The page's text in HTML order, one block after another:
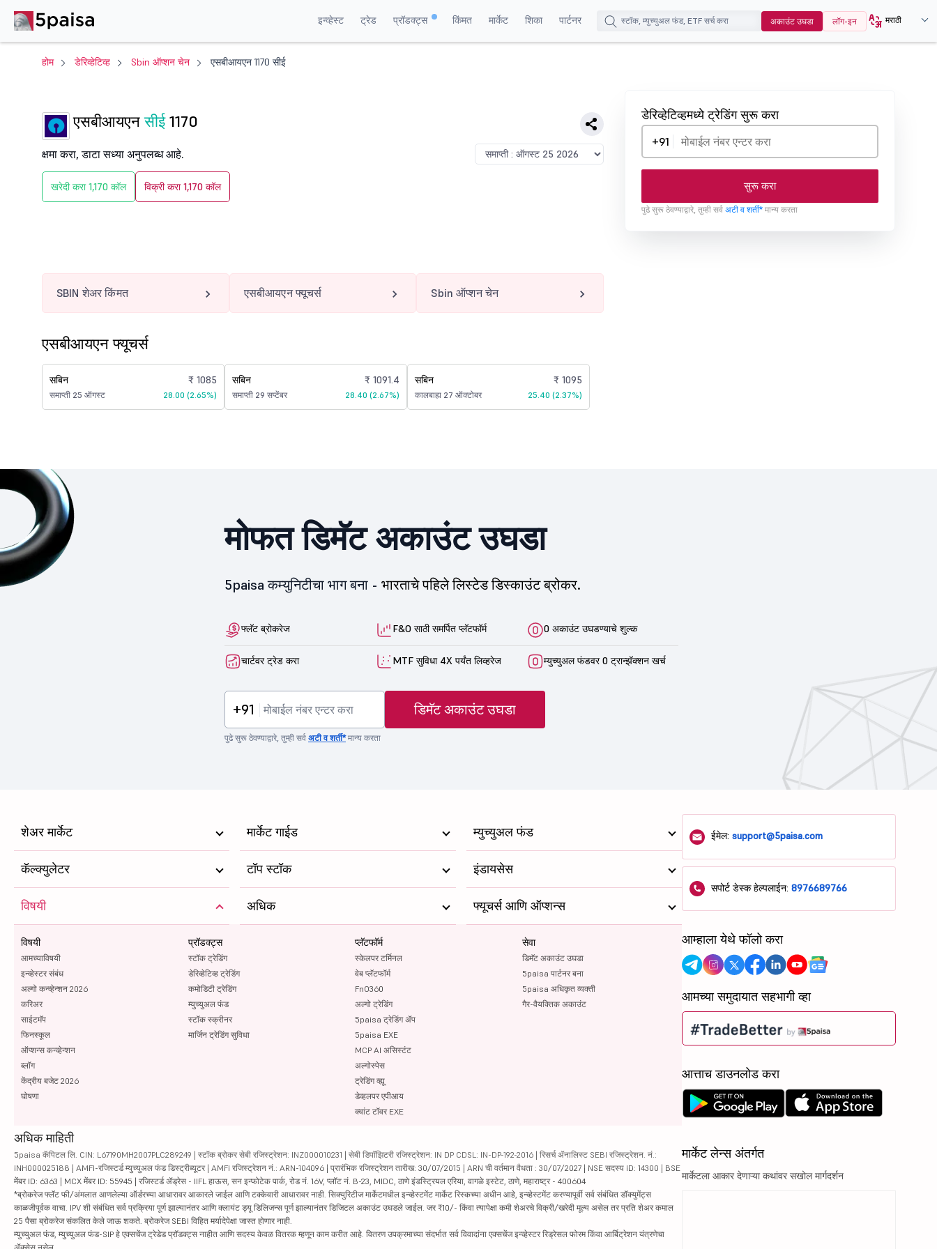
इन्व्हेस्ट ट्रेड प्रॉडक्ट्स किंमत मार्केट शिका पार्टनर अकाउंट उघडा लॉग-इन मराठी
होम डेरिव्हेटिव्ह Sbin ऑप्शन चेन एसबीआयएन 1170 सीई
एसबीआयएनसीई1170
क्षमा करा, डाटा सध्या अनुपलब्ध आहे.
खरेदी करा 1,170 कॉल विक्री करा 1,170 कॉल
डेरिव्हेटिव्हमध्ये ट्रेडिंग सुरू करा
+91
सुरू करा
पुढे सुरू ठेवण्याद्वारे, तुम्ही सर्व अटी व शर्ती* मान्य करता
SBIN शेअर किंमत एसबीआयएन फ्यूचर्स Sbin ऑप्शन चेन
एसबीआयएन फ्यूचर्स
सबिन
समाप्ती 25 ऑगस्ट
₹ 1085
28.00 (2.65%)
सबिन
समाप्ती 29 सप्टेंबर
₹ 1091.4
28.40 (2.67%)
सबिन
कालबाह्य 27 ऑक्टोबर
₹ 1095
25.40 (2.37%)
मोफत डिमॅट अकाउंट उघडा
5paisa कम्युनिटीचा भाग बना - भारताचे पहिले लिस्टेड डिस्काउंट ब्रोकर.
फ्लॅट ब्रोकरेज F&O साठी समर्पित प्लॅटफॉर्म 0 अकाउंट उघडण्याचे शुल्क
चार्टवर ट्रेड करा MTF सुविधा 4X पर्यंत लिव्हरेज म्युच्युअल फंडवर 0 ट्रान्झॅक्शन खर्च
+91 डिमॅट अकाउंट उघडा
पुढे सुरू ठेवण्याद्वारे, तुम्ही सर्व अटी व शर्ती*मान्य करता
शेअर मार्केट मार्केट गाईड म्युच्युअल फंड
कॅल्क्युलेटर टॉप स्टॉक इंडायसेस
विषयी
विषयी
आमच्याविषयी
इन्व्हेस्टर संबंध
अल्गो कन्व्हेन्शन 2026
करिअर
साईटमॅप
फिनस्कूल
ऑप्शन्स कन्व्हेन्शन
ब्लॉग
केंद्रीय बजेट 2026
घोषणा
प्रॉडक्ट्स
स्टॉक ट्रेडिंग
डेरिव्हेटिव्ह ट्रेडिंग
कमोडिटी ट्रेडिंग
म्युच्युअल फंड
स्टॉक स्क्रीनर
मार्जिन ट्रेडिंग सुविधा
प्लॅटफॉर्म
स्केलपर टर्मिनल
वेब प्लॅटफॉर्म
FnO360
अल्गो ट्रेडिंग
5paisa ट्रेडिंग ॲप
5paisa EXE
MCP AI असिस्टंट
अल्गोस्पेस
ट्रेडिंग व्ह्यू
डेव्हलपर एपीआय
क्वांट टॉवर EXE
सेवा
डिमॅट अकाउंट उघडा
5paisa पार्टनर बना
5paisa अधिकृत व्यक्ती
गैर-वैयक्तिक अकाउंट
अधिक फ्यूचर्स आणि ऑप्शन्स
अधिक माहिती
5paisa कॅपिटल लि. CIN: L67190MH2007PLC289249 | स्टॉक ब्रोकर सेबी रजिस्ट्रेशन: INZ000010231 | सेबी डिपॉझिटरी रजिस्ट्रेशन: IN DP CDSL: IN-DP-192-2016 | रिसर्च ॲनालिस्ट SEBI रजिस्ट्रेशन. नं.:
INH000025188 | AMFI-रजिस्टर्ड म्युच्युअल फंड डिस्ट्रीब्यूटर | AMFI रजिस्ट्रेशन नं.: ARN-104096 | प्रारंभिक रजिस्ट्रेशन तारीख: 30/07/2015 | ARN ची वर्तमान वैधता : 30/07/2027 | NSE सदस्य ID: 14300 | BSE
मेंबर ID: 6363 | MCX मेंबर ID: 55945 | रजिस्टर्ड ॲड्रेस - IIFL हाऊस, सन इन्फोटेक पार्क, रोड नं. 16V, प्लॉट नं. B-23, MIDC, ठाणे इंडस्ट्रियल एरिया, वागळे इस्टेट, ठाणे, महाराष्ट्र - 400604
*ब्रोकरेज फ्लॅट फी/अंमलात आणलेल्या ऑर्डरच्या आधारावर आकारले जाईल आणि टक्केवारी आधारावर नाही. सिक्युरिटीज मार्केटमधील इन्व्हेस्टमेंट मार्केट रिस्कच्या अधीन आहे, इन्व्हेस्टमेंट करण्यापूर्वी सर्व संबंधित डॉक्युमेंट्स
काळजीपूर्वक वाचा. IPV शी संबंधित सर्व प्रक्रिया पूर्ण झाल्यानंतर आणि क्लायंट ड्यू डिलिजन्स पूर्ण झाल्यानंतर डिजिटल अकाउंट उघडले जाईल. जर ₹10/- किंवा त्यापेक्षा कमी शेअरचे विक्री/खरेदी मूल्य असेल तर प्रति शेअर कमाल
25 पैसा ब्रोकरेज संकलित केले जाऊ शकते. ब्रोकरेज SEBI विहित मर्यादेपेक्षा जास्त होणार नाही.
म्युच्युअल फंड, म्युच्युअल फंड-SIP हे एक्सचेंज ट्रेडेड प्रॉडक्ट्स नाहीत आणि सदस्य केवळ वितरक म्हणून काम करीत आहे. वितरण उपक्रमाच्या संदर्भात सर्व विवादांना एक्सचेंज इन्व्हेस्टर रिड्रेसल फोरम किंवा आर्बिट्रेशन यंत्रणेचा
ईमेल:support@5paisa.com
सपोर्ट डेस्क हेल्पलाईन:8976689766
आम्हाला येथे फॉलो करा
आमच्या समुदायात सहभागी व्हा
आत्ताच डाउनलोड करा
मार्केट लेन्स अंतर्गत
मार्केटला आकार देणाऱ्या कथांवर सखोल मार्गदर्शन